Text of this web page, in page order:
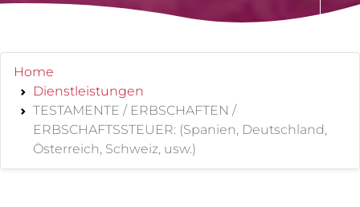
Home
Dienstleistungen
TESTAMENTE / ERBSCHAFTEN /
ERBSCHAFTSSTEUER: (Spanien, Deutschland,
Österreich, Schweiz, usw.)